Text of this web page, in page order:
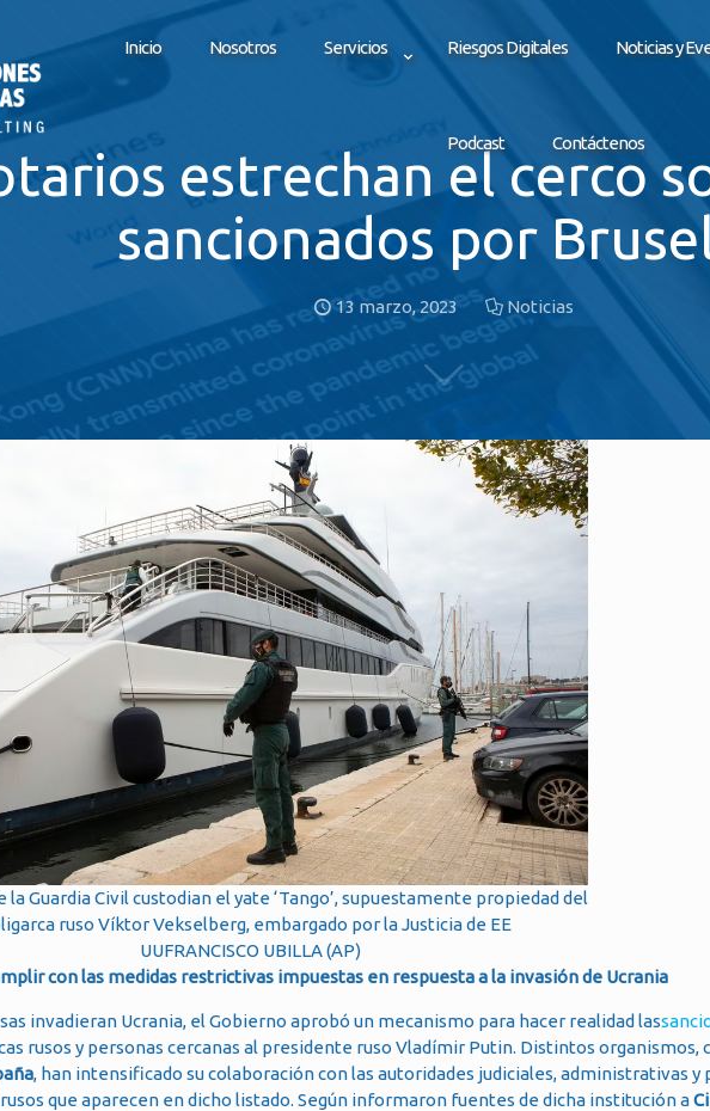
Inicio Nosotros Servicios Riesgos Digitales Noticias y
Podcast Contáctenos
estrechan el cerco
sancionados por
13 marzo, 2023 Noticias
la Guardia Civil custodian el yate ‘Tango’, supuestamente propiedad del
ruso Víktor Vekselberg, embargado por la Justicia de EE
UUFRANCISCO UBILLA (AP)
con las medidas restrictivas impuestas en respuesta a la invasión de Ucrania
invadieran Ucrania, el Gobierno aprobó un mecanismo para hacer realidad las
rusos y personas cercanas al presidente ruso Vladímir Putin. Distintos organismos,
, han intensificado su colaboración con las autoridades judiciales, administrativas y
que aparecen en dicho listado. Según informaron fuentes de dicha institución a